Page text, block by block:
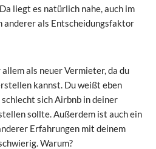
liegt es natürlich nahe, auch im
anderer als Entscheidungsfaktor
als neuer Vermieter, da du
kannst. Du weißt eben
sich Airbnb in deiner
sollte. Außerdem ist auch ein
Erfahrungen mit deinem
Warum?